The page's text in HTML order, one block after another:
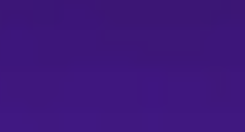
- 根據文化部相關規定，若於預定表演
整手機音量。 - 部分座位（如輪椅
目頁面或訂票頁面之聯絡資訊為